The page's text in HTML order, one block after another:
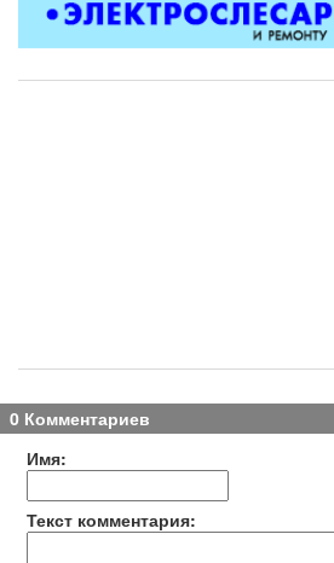
0 Комментариев
Имя:
Текст комментария: